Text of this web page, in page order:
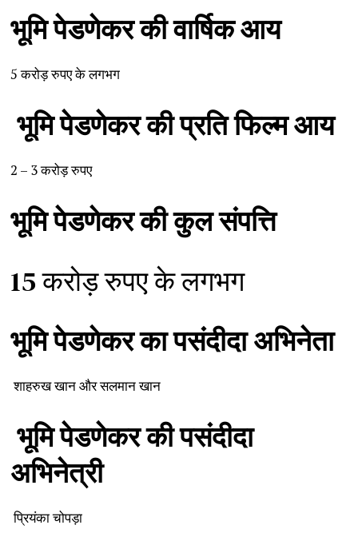
भूमिपेडणेकरकीवार्षिकआय
5 करोड़ रुपए के लगभग
भूमिपेडणेकरकीप्रतिफिल्मआय
2 – 3 करोड़ रुपए
भूमिपेडणेकरकीकुलसंपत्ति
15 करोड़ रुपए के लगभग
भूमिपेडणेकरकापसंदीदाअभिनेता
शाहरुख खान और सलमान खान
भूमिपेडणेकरकीपसंदीदा
अभिनेत्री
प्रियंका चोपड़ा